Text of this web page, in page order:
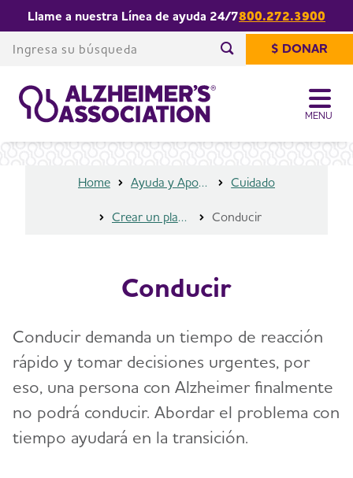
MENU
Llame a nuestra Línea de ayuda 24/7800.272.3900
Comienza su$ DONAR
Share or print
this page
Home Ayuda y Apoyo Cuidado
Crear un plan de seguridad Conducir
Conducir
Conducir demanda un tiempo de reacción
rápido y tomar decisiones urgentes, por
eso, una persona con Alzheimer finalmente
no podrá conducir. Abordar el problema con
tiempo ayudará en la transición.